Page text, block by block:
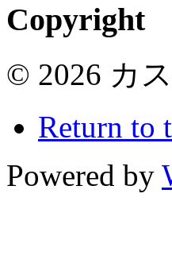
Copyright
© 2026 カ
Return to
Powered by